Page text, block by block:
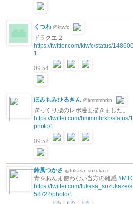
くつわ @ktwfc
ドラクエ２
https://twitter.com/ktwfc/status/
1
09:54
ほみもみひるきん @hmmmhrkn
ぎっくり腰のレポ漫画描きました。
https://twitter.com/hmmmhrkn/
photo/1
09:52
鈴風つかさ @tukasa_suzukaze
青をあんま使わない当方の雑感
https://twitter.com/tukasa_suzukaze/
58722/photo/1